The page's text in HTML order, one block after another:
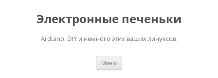
Электронные печеньки
Arduino, DIY и немного этих ваших линуксов.
Меню